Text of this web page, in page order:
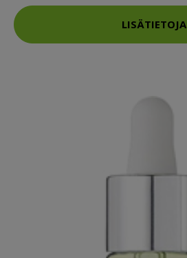
LISÄTIETOJA